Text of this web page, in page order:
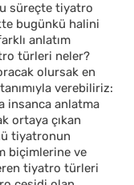
süreçte tiyatro
bugünkü halini
anlatım
türleri neler?
olursak en
verebiliriz:
insanca anlatma
ortaya çıkan
tiyatronun
biçimlerine ve
tiyatro türleri